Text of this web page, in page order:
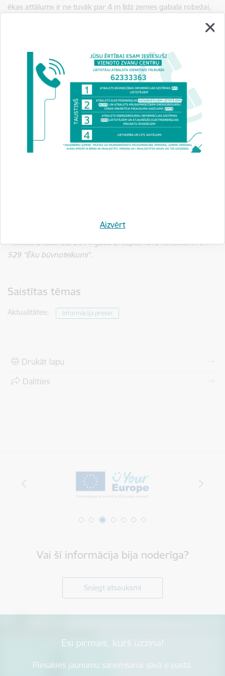
Aizvērt
ēkas attālums ir ne tuvāk par 4 m līdz zemes gabala robežai,
saskaņojums, arī ēkas būvniecība aizsargjoslā ir skaņojama ar
ierobežojumi palīgēku novietojumam zemesgabala
priekšpagalmā utml.
BVKB aicina atcerēties – ņemot vērā to, ka turpmāk mazēkas
un palīgēkas varēs būvēt bez būvniecības ieceres
dokumentiem, tās netiks reģistrētas Nekustamā īpašuma
valsts kadastra informācijas sistēmā un neierakstīs
zemesgrāmatā. Tomēr, ja persona vēlas, lai mazēka tiktu
reģistrēta kadastra datos un zemesgrāmatā, Būvniecības
ievērošanu var saņemt attiecīgās pašvaldības būvvaldē.
* Ministru kabineta 2014. gada 2. septembra noteikumi Nr.
529 "Ēku būvnoteikumi".
Saistītas tēmas
Aktualitātes: Informācija presei
Drukāt lapu
Dalīties
Vai šī informācija bija noderīga?
Sniegt atsauksmi
Esi pirmais, kurš uzzina!
Piesakies jaunumu saņemšanai savā e-pastā.